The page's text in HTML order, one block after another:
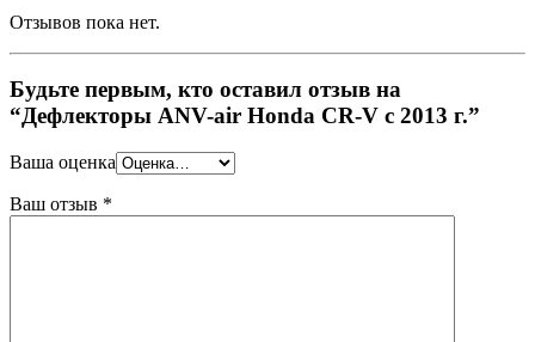
Отзывов пока нет.
Будьте первым, кто оставил отзыв на
“Дефлекторы ANV-air Honda CR-V с 2013 г.”
Ваша оценка
Ваш отзыв *